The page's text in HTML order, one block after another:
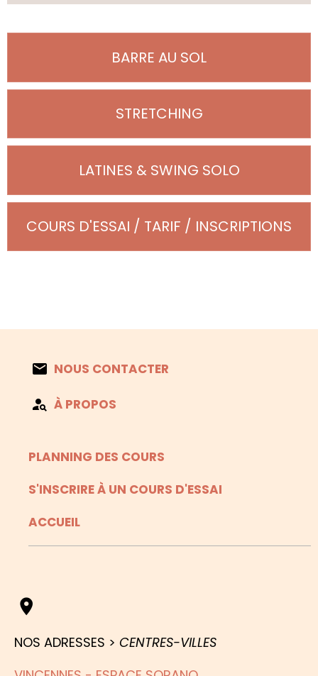
BARRE AU SOL
STRETCHING
LATINES & SWING SOLO
COURS D'ESSAI / TARIF / INSCRIPTIONS
NOUS CONTACTER
À PROPOS
PLANNING DES COURS
S'INSCRIRE À UN COURS D'ESSAI
ACCUEIL
NOS ADRESSES > CENTRES-VILLES